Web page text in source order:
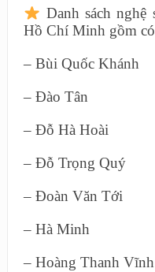
Danh sách
Hồ Chí Minh gồm
– Bùi Quốc Khánh
– Đào Tân
– Đỗ Hà Hoài
– Đỗ Trọng Quý
– Đoàn Văn Tới
– Hà Minh
– Hoàng Thanh